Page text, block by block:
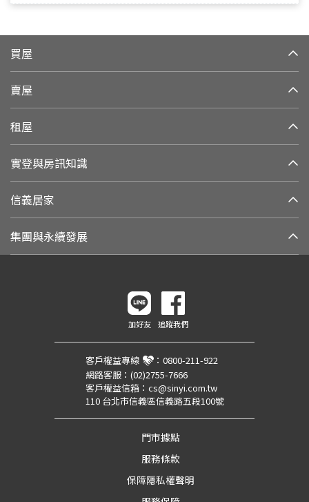
買屋
賣屋
租屋
實登與房訊知識
信義居家
集團與永續發展
加好友 追蹤我們
客戶權益專線 ： 0800-211-922
網路客服： (02)2755-7666
客戶權益信箱： cs@sinyi.com.tw
110 台北市信義區信義路五段100號
門市據點
服務條款
保障隱私權聲明